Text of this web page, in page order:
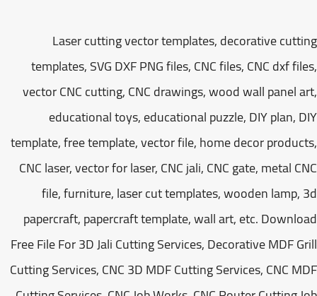
Laser cutting vector templates, decorative
templates, SVG DXF PNG files, CNC files, CNC dxf
vector CNC cutting, CNC drawings, wood wall panel
educational toys, educational puzzle, DIY plan,
template, free template, vector file, home decor
CNC laser, vector for laser, CNC jali, CNC gate, metal
file, furniture, laser cut templates, wooden
papercraft, papercraft template, wall art, etc.
Free File For 3D Jali Cutting Services, Decorative MDF
Cutting Services, CNC 3D MDF Cutting Services, CNC